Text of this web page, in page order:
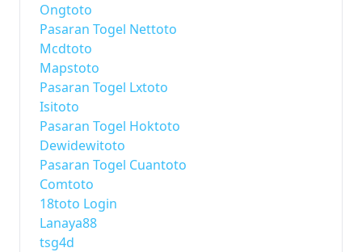
Ongtoto
Pasaran Togel Nettoto
Mcdtoto
Mapstoto
Pasaran Togel Lxtoto
Isitoto
Pasaran Togel Hoktoto
Dewidewitoto
Pasaran Togel Cuantoto
Comtoto
18toto Login
Lanaya88
tsg4d